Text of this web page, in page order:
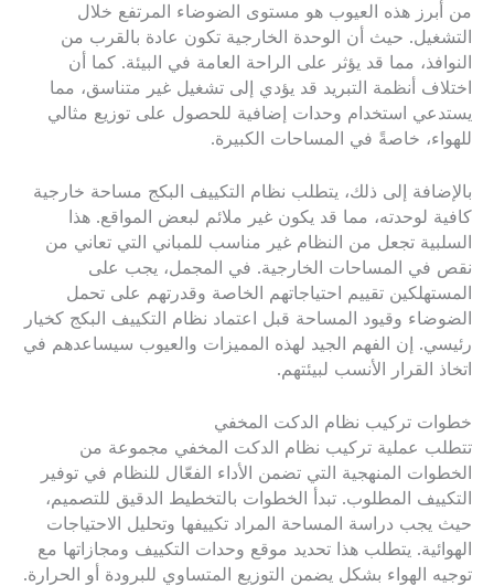
من أبرز هذه العيوب هو مستوى الضوضاء المرتفع خلال
التشغيل. حيث أن الوحدة الخارجية تكون عادة بالقرب من
النوافذ، مما قد يؤثر على الراحة العامة في البيئة. كما أن
اختلاف أنظمة التبريد قد يؤدي إلى تشغيل غير متناسق، مما
يستدعي استخدام وحدات إضافية للحصول على توزيع مثالي
للهواء، خاصةً في المساحات الكبيرة.
بالإضافة إلى ذلك، يتطلب نظام التكييف البكج مساحة خارجية
كافية لوحدته، مما قد يكون غير ملائم لبعض المواقع. هذا
السلبية تجعل من النظام غير مناسب للمباني التي تعاني من
نقص في المساحات الخارجية. في المجمل، يجب على
المستهلكين تقييم احتياجاتهم الخاصة وقدرتهم على تحمل
الضوضاء وقيود المساحة قبل اعتماد نظام التكييف البكج كخيار
رئيسي. إن الفهم الجيد لهذه المميزات والعيوب سيساعدهم في
اتخاذ القرار الأنسب لبيئتهم.
خطوات تركيب نظام الدكت المخفي
تتطلب عملية تركيب نظام الدكت المخفي مجموعة من
الخطوات المنهجية التي تضمن الأداء الفعّال للنظام في توفير
التكييف المطلوب. تبدأ الخطوات بالتخطيط الدقيق للتصميم،
حيث يجب دراسة المساحة المراد تكييفها وتحليل الاحتياجات
الهوائية. يتطلب هذا تحديد موقع وحدات التكييف ومجازاتها مع
توجيه الهواء بشكل يضمن التوزيع المتساوي للبرودة أو الحرارة.